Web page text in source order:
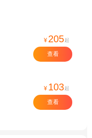
¥ 205起
查看
¥ 103起
查看